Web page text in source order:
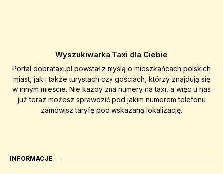
Wyszukiwarka Taxi dla Ciebie
Portal dobrataxi.pl powstał z myślą o mieszkańcach polskich
miast, jak i także turystach czy gościach, którzy znajdują się
w innym mieście. Nie każdy zna numery na taxi, a więc u nas
już teraz możesz sprawdzić pod jakim numerem telefonu
zamówisz taryfę pod wskazaną lokalizację.
INFORMACJE